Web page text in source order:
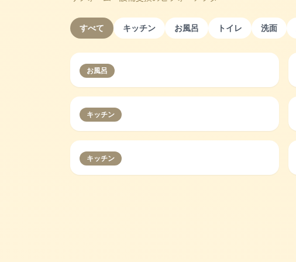
すべて キッチン お風呂 トイレ 洗面
お風呂
キッチン
キッチン